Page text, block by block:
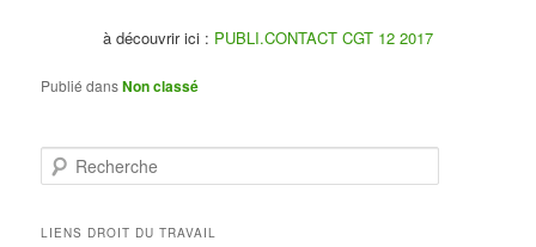
à découvrir ici : PUBLI.CONTACT CGT 12 2017
Publié dansNon classé
e
hLIENS DROIT DU TRAVAIL